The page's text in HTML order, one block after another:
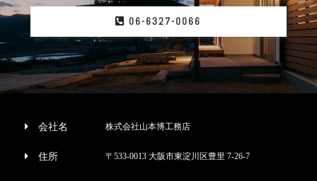
06-6327-0066
会社名 株式会社山本博工務店
住所 〒533-0013 大阪市東淀川区豊里 7-26-7